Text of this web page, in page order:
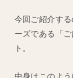
今回ご紹介す
ーズである「
ト。